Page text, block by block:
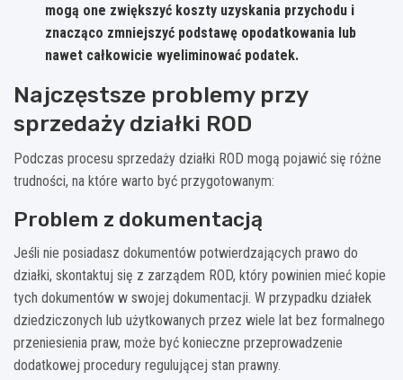
mogą one zwiększyć koszty uzyskania przychodu i
znacząco zmniejszyć podstawę opodatkowania lub
nawet całkowicie wyeliminować podatek.
Najczęstsze problemy przy
sprzedaży działki ROD
Podczas procesu sprzedaży działki ROD mogą pojawić się różne
trudności, na które warto być przygotowanym:
Problem z dokumentacją
Jeśli nie posiadasz dokumentów potwierdzających prawo do
działki, skontaktuj się z zarządem ROD, który powinien mieć kopie
tych dokumentów w swojej dokumentacji. W przypadku działek
dziedziczonych lub użytkowanych przez wiele lat bez formalnego
przeniesienia praw, może być konieczne przeprowadzenie
dodatkowej procedury regulującej stan prawny.